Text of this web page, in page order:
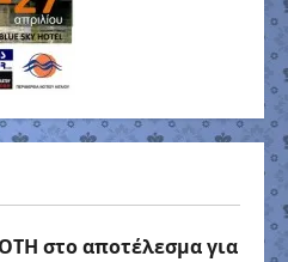
στο αποτέλεσμα για